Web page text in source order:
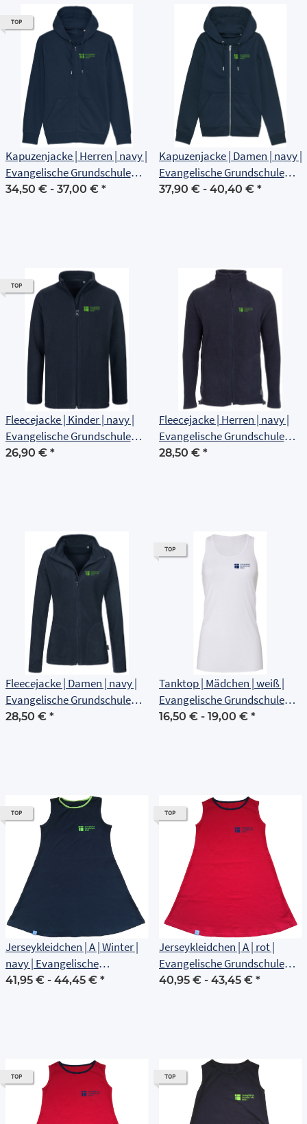
TOP
Kapuzenjacke | Herren | navy |
Evangelische Grundschule
Erfurt
34,50 € - 37,00 € *
Kapuzenjacke | Damen | navy |
Evangelische Grundschule
Erfurt
37,90 € - 40,40 € *
TOP
Fleecejacke | Kinder | navy |
Evangelische Grundschule
Erfurt
26,90 € *
Fleecejacke | Herren | navy |
Evangelische Grundschule
Erfurt
28,50 € *
Fleecejacke | Damen | navy |
Evangelische Grundschule
Erfurt
28,50 € *
TOP
Tanktop | Mädchen | weiß |
Evangelische Grundschule
Erfurt
16,50 € - 19,00 € *
TOP
Jerseykleidchen | A | Winter |
navy | Evangelische
Grundschule Erfurt
41,95 € - 44,45 € *
TOP
Jerseykleidchen | A | rot |
Evangelische Grundschule
Erfurt
40,95 € - 43,45 € *
TOP TOP